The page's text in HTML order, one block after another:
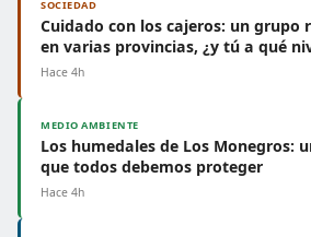
SOCIEDAD
Cuidado con los cajeros: un grupo
en varias provincias, ¿y tú a qué
Hace 4h
MEDIO AMBIENTE
Los humedales de Los Monegros:
que todos debemos proteger
Hace 4h